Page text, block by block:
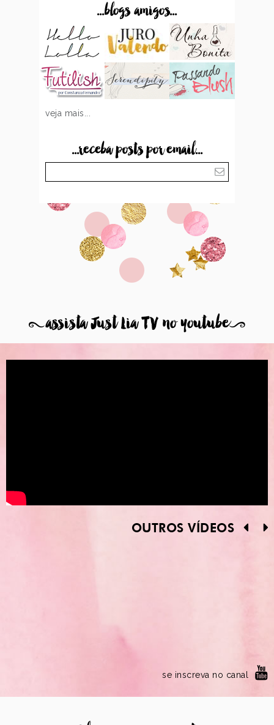
...blogs amigos...
veja mais...
...receba posts por email...
8assista Just Lia TV no youtube9
OUTROS VÍDEOS
se inscreva no canal